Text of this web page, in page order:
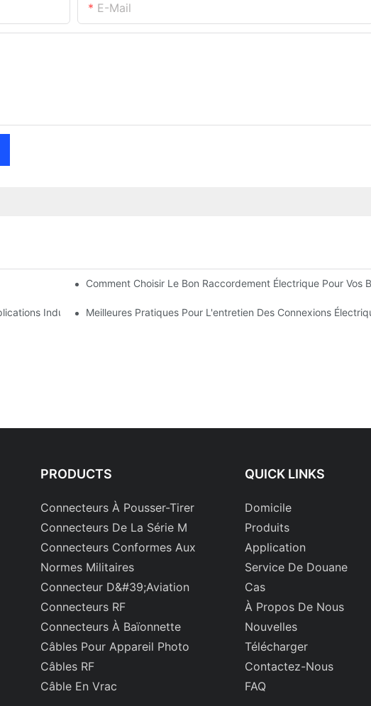
E-Mail
En ÉlectroniqueComment Choisir Le Bon Raccordement Électrique Pour Vos
IndustriellesMeilleures Pratiques Pour L'entretien Des Connexions
PRODUCTS
Connecteurs À Pousser-Tirer
Connecteurs De La Série M
Connecteurs Conformes Aux
Normes Militaires
Connecteur D&#39;aviation
Connecteurs RF
Connecteurs À Baïonnette
Câbles Pour Appareil Photo
Câbles RF
Câble En Vrac
QUICK LINKS
Domicile
Produits
Application
Service De Douane
Cas
À Propos De Nous
Nouvelles
Télécharger
Contactez-Nous
FAQ